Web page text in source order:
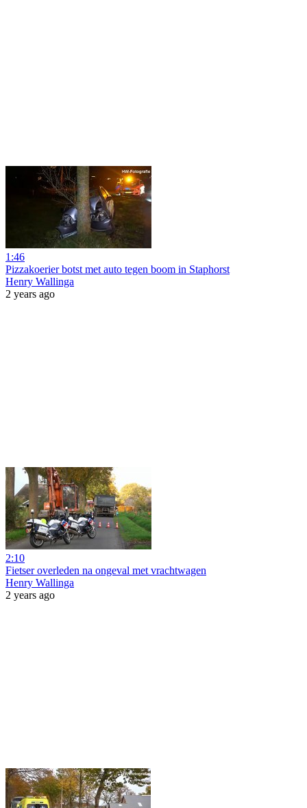
1:46
Pizzakoerier botst met auto tegen boom in Staphorst
Henry Wallinga
2 years ago
2:10
Fietser overleden na ongeval met vrachtwagen
Henry Wallinga
2 years ago